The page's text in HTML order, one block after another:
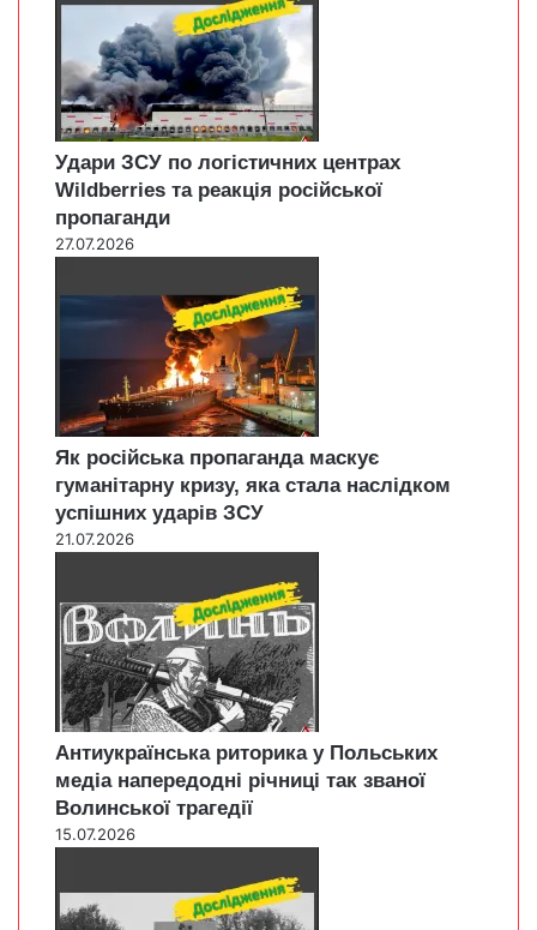
Удари ЗСУ по логістичних центрах
Wildberries та реакція російської
пропаганди
27.07.2026
Як російська пропаганда маскує
гуманітарну кризу, яка стала наслідком
успішних ударів ЗСУ
21.07.2026
Антиукраїнська риторика у Польських
медіа напередодні річниці так званої
Волинської трагедії
15.07.2026